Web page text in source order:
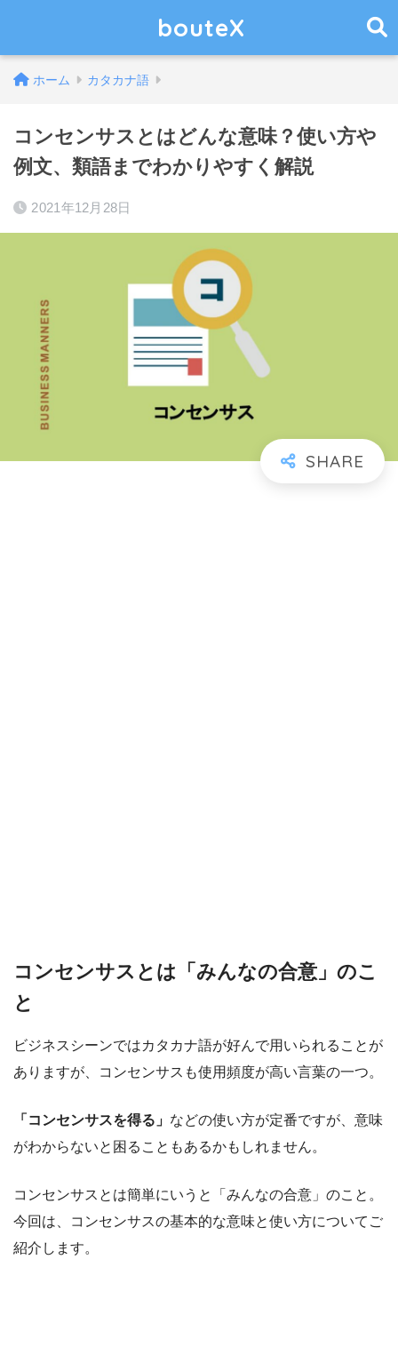
bouteX
ホーム カタカナ語
コンセンサスとはどんな意味？使い方や
例文、類語までわかりやすく解説
2021年12月28日
コンセンサスとは「みんなの合意」のこ
と
ビジネスシーンではカタカナ語が好んで用いられることが
ありますが、コンセンサスも使用頻度が高い言葉の一つ。
「コンセンサスを得る」 などの使い方が定番ですが、意味
がわからないと困ることもあるかもしれません。
コンセンサスとは簡単にいうと「みんなの合意」のこと。
今回は、コンセンサスの基本的な意味と使い方についてご
紹介します。